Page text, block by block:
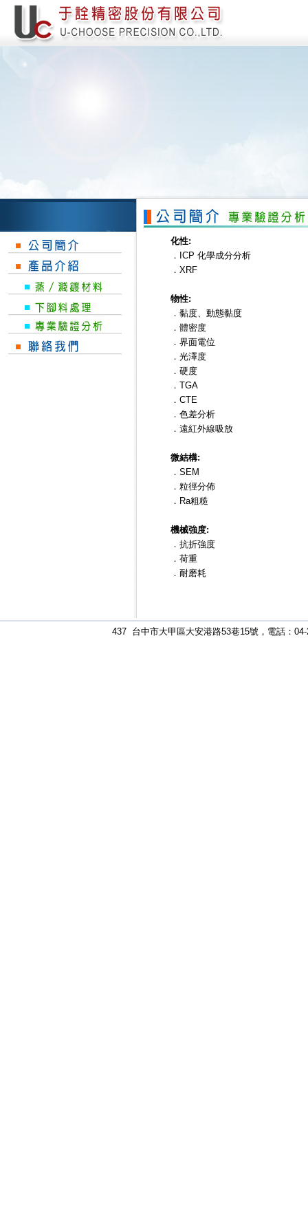
化性:
．ICP 化學成分分析
．XRF
物性:
．黏度、動態黏度
．體密度
．界面電位
．光澤度
．硬度
．TGA
．CTE
．色差分析
．遠紅外線吸放
微結構:
．SEM
．粒徑分佈
．Ra粗糙
機械強度:
．抗折強度
．荷重
．耐磨耗
437 台中市大甲區大安港路53巷15號，電話：